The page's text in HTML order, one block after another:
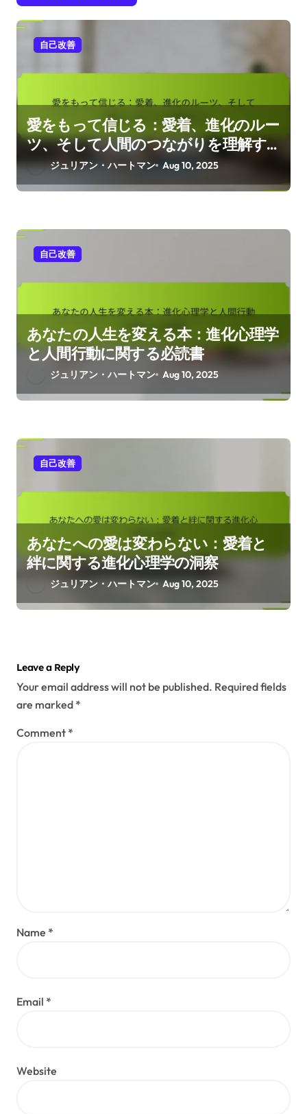
自己改善
愛をもって信じる：愛着、進化のルー
ツ、そして人間のつながりを理解す
る
ジュリアン・ハートマン Aug 10, 2025
自己改善
あなたの人生を変える本：進化心理学
と人間行動に関する必読書
ジュリアン・ハートマン Aug 10, 2025
自己改善
あなたへの愛は変わらない：愛着と
絆に関する進化心理学の洞察
ジュリアン・ハートマン Aug 10, 2025
Leave a Reply
Your email address will not be published. Required fields
are marked *
Comment *
Name *
Email *
Website